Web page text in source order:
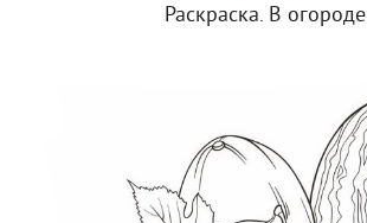
Раскраска. В огороде